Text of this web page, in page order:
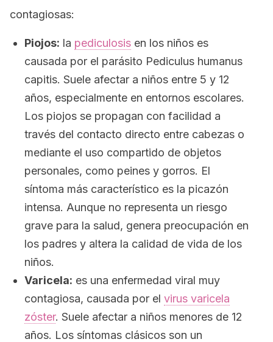
contagiosas:
Piojos: la pediculosis en los niños es
causada por el parásito Pediculus humanus
capitis. Suele afectar a niños entre 5 y 12
años, especialmente en entornos escolares.
Los piojos se propagan con facilidad a
través del contacto directo entre cabezas o
mediante el uso compartido de objetos
personales, como peines y gorros. El
síntoma más característico es la picazón
intensa. Aunque no representa un riesgo
grave para la salud, genera preocupación en
los padres y altera la calidad de vida de los
niños.
Varicela: es una enfermedad viral muy
contagiosa, causada por el virus varicela
zóster. Suele afectar a niños menores de 12
años. Los síntomas clásicos son un